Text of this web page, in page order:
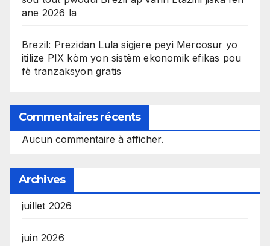
ane 2026 la
Brezil: Prezidan Lula sigjere peyi Mercosur yo
itilize PIX kòm yon sistèm ekonomik efikas pou
fè tranzaksyon gratis
Commentaires récents
Aucun commentaire à afficher.
Archives
juillet 2026
juin 2026